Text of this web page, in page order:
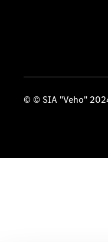
© © SIA "Veho"